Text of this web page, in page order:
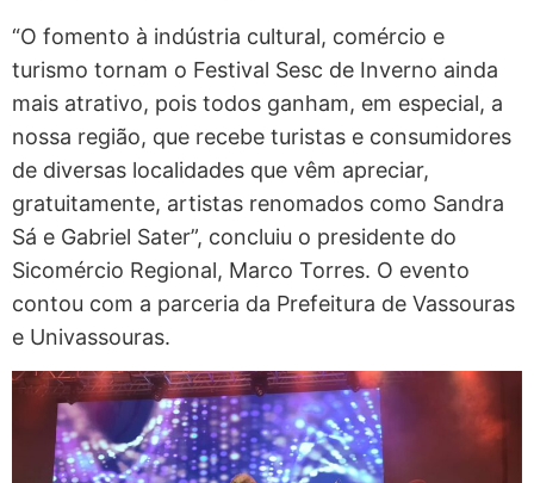
“O fomento à indústria cultural, comércio e
turismo tornam o Festival Sesc de Inverno ainda
mais atrativo, pois todos ganham, em especial, a
nossa região, que recebe turistas e consumidores
de diversas localidades que vêm apreciar,
gratuitamente, artistas renomados como Sandra
Sá e Gabriel Sater”, concluiu o presidente do
Sicomércio Regional, Marco Torres. O evento
contou com a parceria da Prefeitura de Vassouras
e Univassouras.